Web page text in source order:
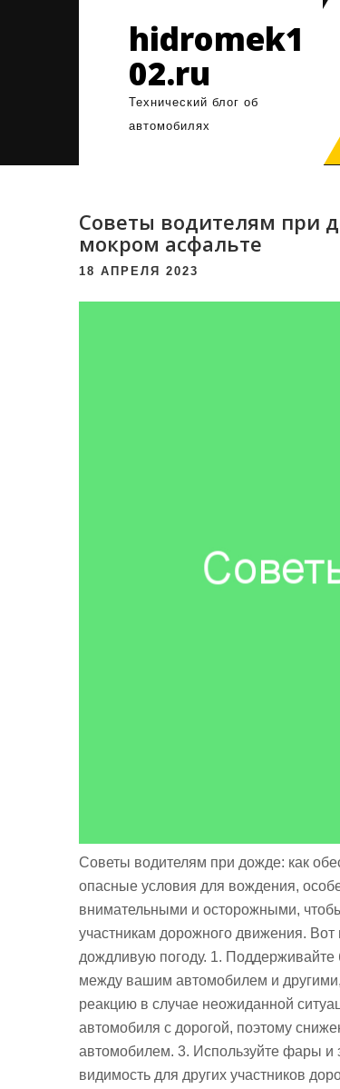
hidromek1
02.ru
Технический блог об
автомобилях
Советы водителям при
мокром асфальте
18 АПРЕЛЯ 2023
Советы водителям при дожде: как
опасные условия для вождения,
внимательными и осторожными,
участникам дорожного движения. Вот
дождливую погоду. 1.
между вашим автомобилем и
реакцию в случае неожиданной
автомобиля с дорогой, поэтому
автомобилем. 3. Используйте фары
видимость для других участников